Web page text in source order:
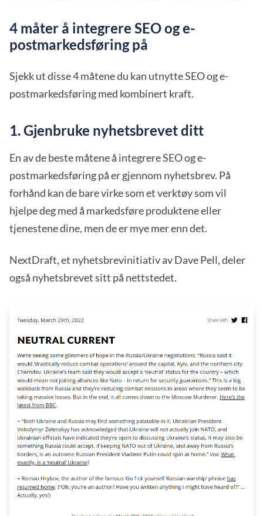
4 måter å integrere SEO og e-
postmarkedsføring på
Sjekk ut disse 4 måtene du kan utnytte SEO og e-
postmarkedsføring med kombinert kraft.
1. Gjenbruke nyhetsbrevet ditt
En av de beste måtene å integrere SEO og e-
postmarkedsføring på er gjennom nyhetsbrev. På
forhånd kan de bare virke som et verktøy som vil
hjelpe deg med å markedsføre produktene eller
tjenestene dine, men de er mye mer enn det.
NextDraft, et nyhetsbrevinitiativ av Dave Pell, deler
også nyhetsbrevet sitt på nettstedet.